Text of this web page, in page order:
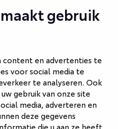
gebruik
content en advertenties te
voor social media te
te analyseren. Ook
gebruik van onze site
media, adverteren en
deze gegevens
die u aan ze heeft